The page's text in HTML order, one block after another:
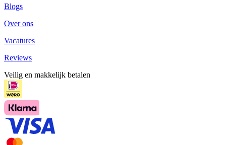
Blogs
Over ons
Vacatures
Reviews
Veilig en makkelijk betalen